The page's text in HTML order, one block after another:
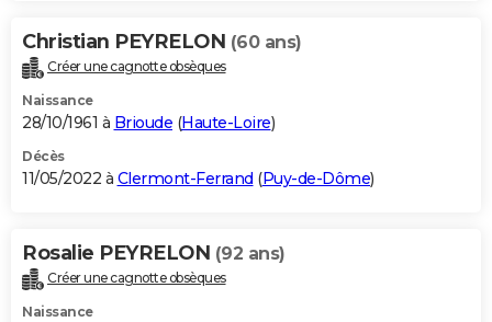
Christian PEYRELON (60 ans)
Créer une cagnotte obsèques
Naissance
28/10/1961 à Brioude (Haute-Loire)
Décès
11/05/2022 à Clermont-Ferrand (Puy-de-Dôme)
Rosalie PEYRELON (92 ans)
Créer une cagnotte obsèques
Naissance